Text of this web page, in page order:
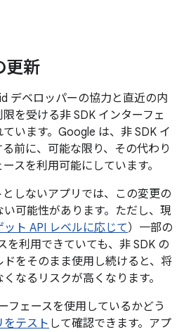
更新
デベロッパーの協力と直近の内
を受ける非 SDK インターフェ
います。Google は、非 SDK イ
前に、可能な限り、その代わり
スを利用可能にしています。
しないアプリでは、この変更の
可能性があります。ただし、現
ト API レベルに応じて）一部の
を利用できていても、非 SDK の
をそのまま使用し続けると、将
なるリスクが高くなります。
フェースを使用しているかどう
をテスト して確認できます。アプ